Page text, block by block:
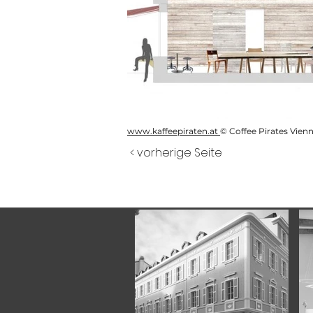
www.kaffeepiraten.at © Coffee Pirates
< vorherige Seite